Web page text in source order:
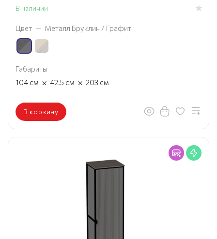
В наличии
Цвет — Металл Бруклин / Графит
Габариты
104 см × 42.5 см × 203 см
В корзину